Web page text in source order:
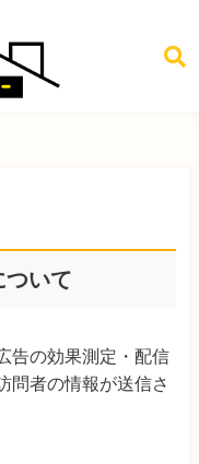
ついて
告の効果測定・配信
問者の情報が送信さ